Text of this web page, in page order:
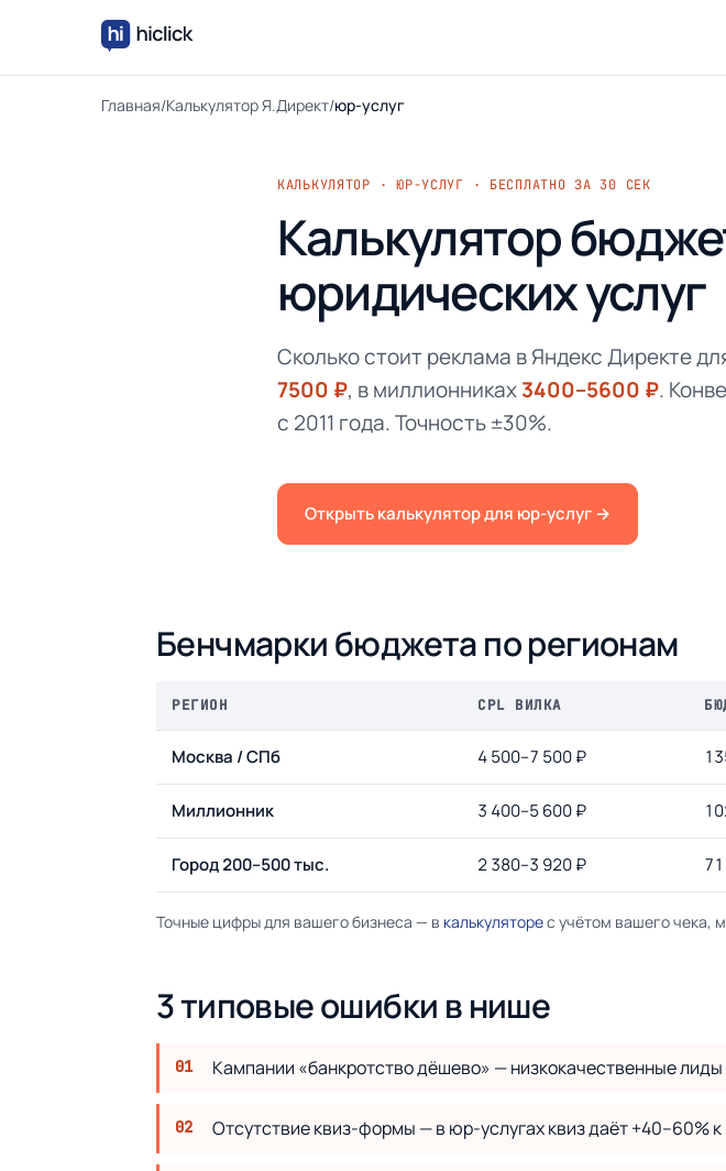
Главная/Калькулятор Я.Директ/юр-услуг
КАЛЬКУЛЯТОР · ЮР-УСЛУГ · БЕСПЛАТНО ЗА 30 СЕК
Калькулятор
юридических услуг
Сколько стоит реклама в Яндекс Директе
7500 ₽, в миллионниках3400–5600 ₽.
с 2011 года. Точность ±30%.
Открыть калькулятор для юр-услуг →
Бенчмарки бюджета по регионам
РЕГИОН CPL ВИЛКА
Москва / СПб 4 500–7 500 ₽
Миллионник 3 400–5 600 ₽
Город 200–500 тыс. 2 380–3 920 ₽
Точные цифры для вашего бизнеса — в калькуляторес учётом вашего чека,
3 типовые ошибки в нише
Кампании «банкротство дёшево» — низкокачественные
Отсутствие квиз-формы — в юр-услугах квиз даёт +40–60%